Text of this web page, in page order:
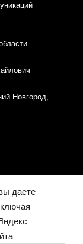
Новгород,
файлов
даете